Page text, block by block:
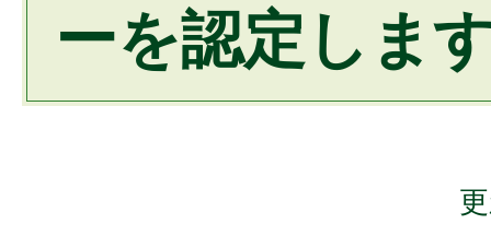
ーを認定しま